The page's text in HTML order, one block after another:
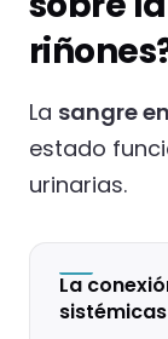
La sangre
estado
urinarias.
La
sistémicas